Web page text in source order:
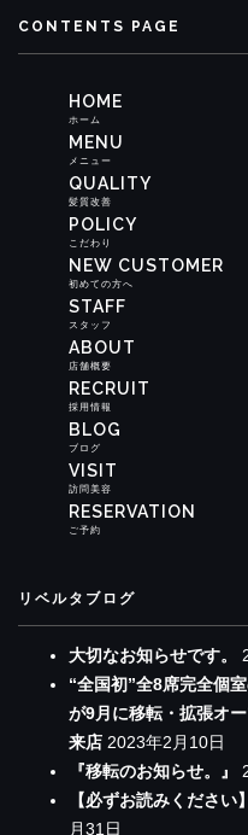
CONTENTS PAGE
HOME
ホーム
MENU
メニュー
QUALITY
髪質改善
POLICY
こだわり
NEW CUSTOMER
初めての方へ
STAFF
スタッフ
ABOUT
店舗概要
RECRUIT
採用情報
BLOG
ブログ
VISIT
訪問美容
RESERVATION
ご予約
リベルタブログ
大切なお知らせです。
“全国初”全8席完全個
が9月に移転・拡張オ
来店 2023年2月10日
『移転のお知らせ。』
【必ずお読みくださ
月31日